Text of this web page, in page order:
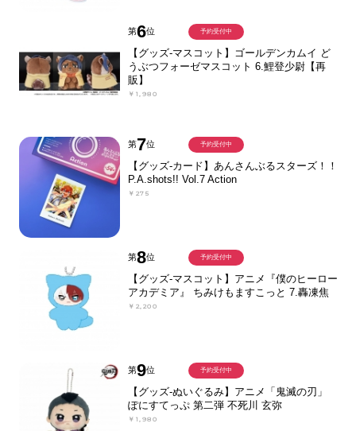
第6位
【グッズ-マスコット】ゴールデンカムイ ど
うぶつフォーゼマスコット 6.鯉登少尉【再
販】
￥1,980
予約受付中
第7位
【グッズ-カード】あんさんぶるスターズ！！
P.A.shots!! Vol.7 Action
￥275
予約受付中
第8位
【グッズ-マスコット】アニメ『僕のヒーロー
アカデミア』 ちみけもますこっと 7.轟凍焦
￥2,200
予約受付中
第9位
【グッズ-ぬいぐるみ】アニメ「鬼滅の刃」
ぽにすてっぷ 第二弾 不死川 玄弥
￥1,980
予約受付中